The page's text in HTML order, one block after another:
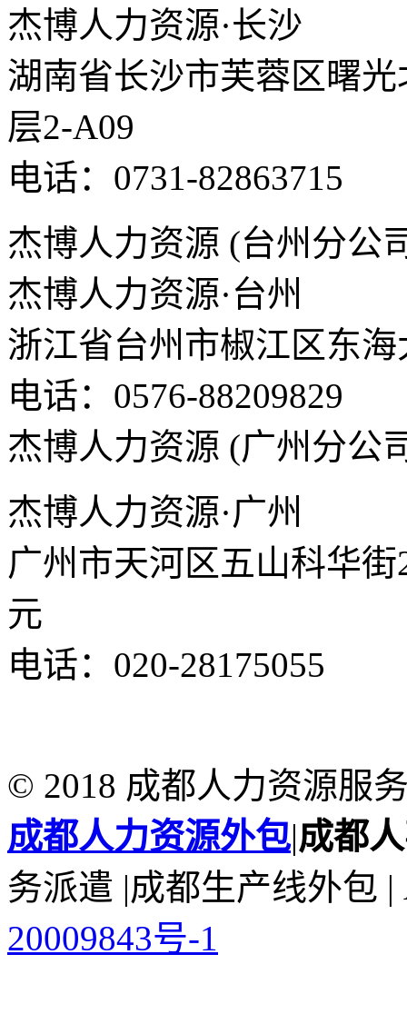
杰博人力资源·长沙
湖南省长沙市芙蓉区曙
层2-A09
电话：0731-82863715
杰博人力资源 (台州分公
杰博人力资源·台州
浙江省台州市椒江区东
电话：0576-88209829
杰博人力资源 (广州分公
杰博人力资源·广州
广州市天河区五山科华
元
电话：020-28175055
© 2018 成都人力资源服
成都人力资源外包|成都
务派遣 |成都生产线外包
20009843号-1